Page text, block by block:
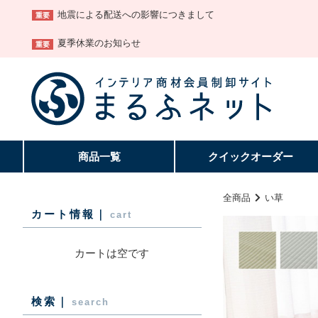
重要 地震による配送への影響につきまして
重要 夏季休業のお知らせ
商品一覧 クイックオーダー
全商品 い草
カート情報｜ cart
カートは空です
検索｜ search